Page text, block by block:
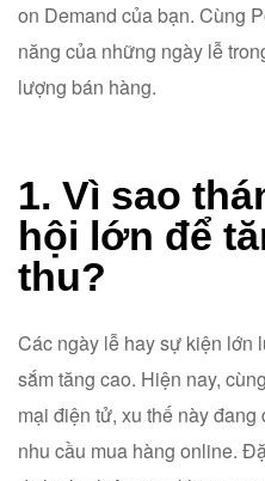
on Demand của bạn. Cùng
năng của những ngày lễ
lượng bán hàng.
1. Vì sao
hội lớn để
thu?
Các ngày lễ hay sự kiện lớn
sắm tăng cao. Hiện nay,
mại điện tử, xu thế này
nhu cầu mua hàng online.